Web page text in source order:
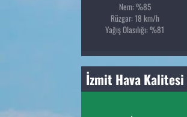
Nem: %85
Rüzgar: 18 km/h
Yağış Olasılığı: %81
İzmit Hava Kalitesi